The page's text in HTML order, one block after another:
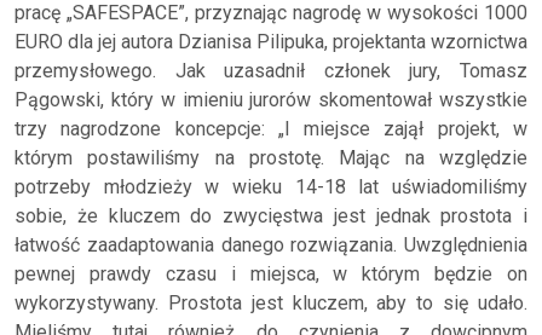
pracę „SAFESPACE”, przyznając nagrodę w wysokości 1000
EURO dla jej autora Dzianisa Pilipuka, projektanta wzornictwa
przemysłowego. Jak uzasadnił członek jury, Tomasz
Pągowski, który w imieniu jurorów skomentował wszystkie
trzy nagrodzone koncepcje: „I miejsce zajął projekt, w
którym postawiliśmy na prostotę. Mając na względzie
potrzeby młodzieży w wieku 14-18 lat uświadomiliśmy
sobie, że kluczem do zwycięstwa jest jednak prostota i
łatwość zaadaptowania danego rozwiązania. Uwzględnienia
pewnej prawdy czasu i miejsca, w którym będzie on
wykorzystywany. Prostota jest kluczem, aby to się udało.